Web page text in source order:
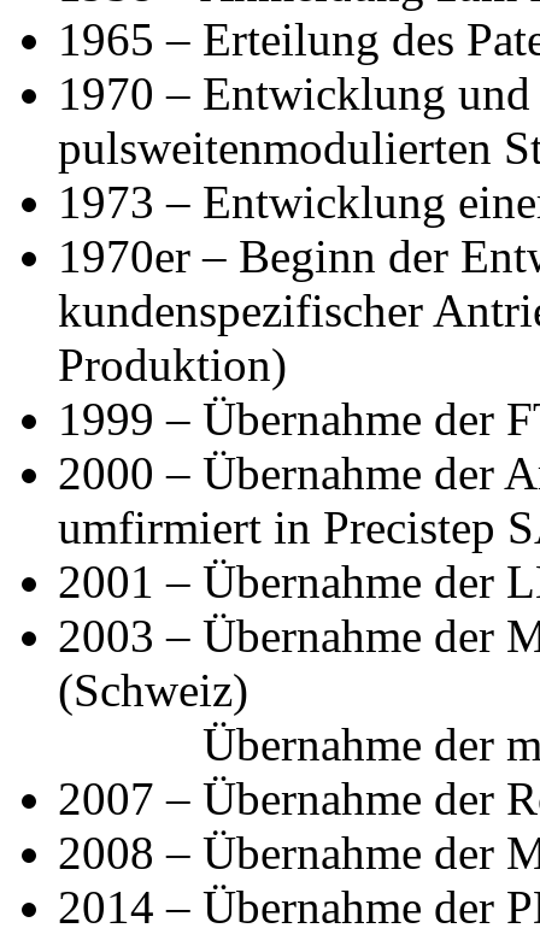
1965 – Erteilung des
1970 – Entwicklung
pulsweitenmodulierten
1973 – Entwicklung
1970er – Beginn der
kundenspezifischer
Produktion)
1999 – Übernahme der
2000 – Übernahme der
umfirmiert in Precistep
2001 – Übernahme der
2003 – Übernahme der
(Schweiz)
Übernahme der
2007 – Übernahme der
2008 – Übernahme der
2014 – Übernahme der